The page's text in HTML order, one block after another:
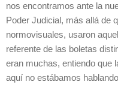
nos encontramos ante la
Poder Judicial, más allá de
normovisuales, usaron
referente de las boletas
eran muchas, entiendo que
aquí no estábamos